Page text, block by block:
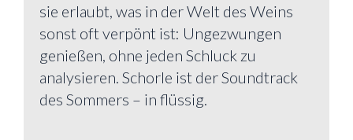
sie erlaubt, was in der Welt des Weins
sonst oft verpönt ist: Ungezwungen
genießen, ohne jeden Schluck zu
analysieren. Schorle ist der Soundtrack
des Sommers – in flüssig.